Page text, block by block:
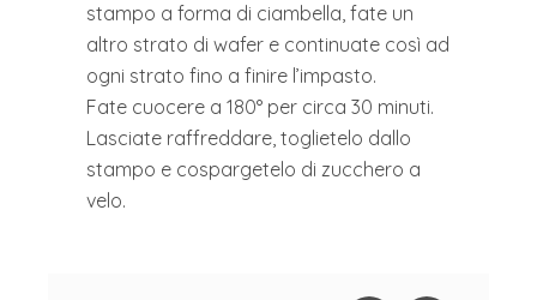
stampo a forma di ciambella, fate un
altro strato di wafer e continuate così ad
ogni strato fino a finire l’impasto.
Fate cuocere a 180° per circa 30 minuti.
Lasciate raffreddare, toglietelo dallo
stampo e cospargetelo di zucchero a
velo.